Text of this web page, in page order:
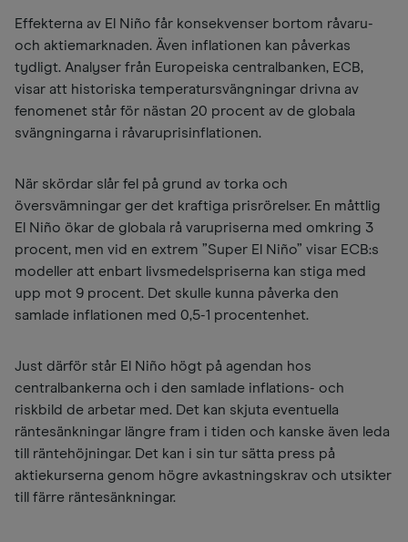
Effekterna av El Niño får konsekvenser bortom råvaru-
och aktiemarknaden. Även inflationen kan påverkas
tydligt. Analyser från Europeiska centralbanken, ECB,
visar att historiska temperatursvängningar drivna av
fenomenet står för nästan 20 procent av de globala
svängningarna i råvaruprisinflationen.
När skördar slår fel på grund av torka och
översvämningar ger det kraftiga prisrörelser. En måttlig
El Niño ökar de globala rå varupriserna med omkring 3
procent, men vid en extrem ”Super El Niño” visar ECB:s
modeller att enbart livsmedelspriserna kan stiga med
upp mot 9 procent. Det skulle kunna påverka den
samlade inflationen med 0,5-1 procentenhet.
Just därför står El Niño högt på agendan hos
centralbankerna och i den samlade inflations- och
riskbild de arbetar med. Det kan skjuta eventuella
räntesänkningar längre fram i tiden och kanske även leda
till räntehöjningar. Det kan i sin tur sätta press på
aktiekurserna genom högre avkastningskrav och utsikter
till färre räntesänkningar.